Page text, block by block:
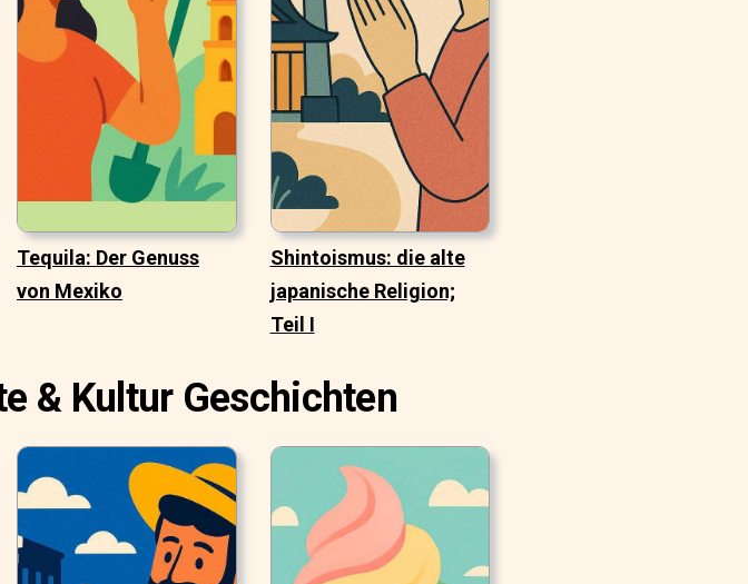
Tequila: Der Genuss
von Mexiko
Shintoismus: die alte
japanische Religion;
Teil I
& Kultur Geschichten